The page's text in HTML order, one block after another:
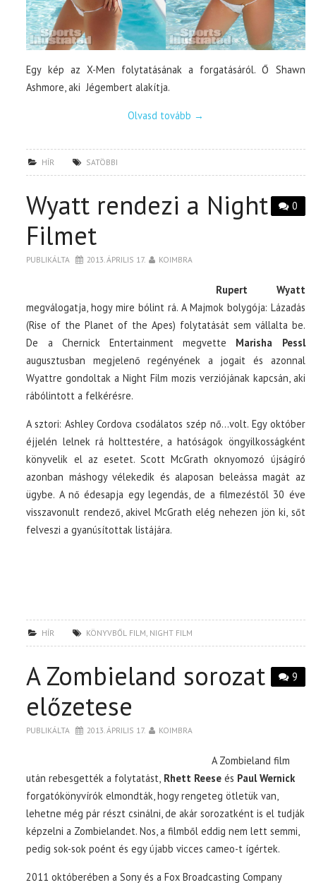
Egy kép az X-Men folytatásának a forgatásáról. Ő Shawn
Ashmore, aki Jégembert alakítja.
Olvasd tovább →
HÍR SATÖBBI
0
Wyatt rendezi a Night
Filmet
PUBLIKÁLTA 2013. ÁPRILIS 17. KOIMBRA
Rupert Wyatt
megválogatja, hogy mire bólint rá. A Majmok bolygója: Lázadás
(Rise of the Planet of the Apes) folytatását sem vállalta be.
De a Chernick Entertainment megvette Marisha Pessl
augusztusban megjelenő regényének a jogait és azonnal
Wyattre gondoltak a Night Film mozis verziójának kapcsán, aki
rábólintott a felkérésre.
A sztori: Ashley Cordova csodálatos szép nő…volt. Egy október
éjjelén lelnek rá holttestére, a hatóságok öngyilkosságként
könyvelik el az esetet. Scott McGrath oknyomozó újságíró
azonban máshogy vélekedik és alaposan beleássa magát az
ügybe. A nő édesapja egy legendás, de a filmezéstől 30 éve
visszavonult rendező, akivel McGrath elég nehezen jön ki, sőt
felveszi a gyanúsítottak listájára.
HÍR KÖNYVBŐL FILM, NIGHT FILM
9
A Zombieland sorozat
előzetese
PUBLIKÁLTA 2013. ÁPRILIS 17. KOIMBRA
A Zombieland film
után rebesgették a folytatást, Rhett Reese és Paul Wernick
forgatókönyvírók elmondták, hogy rengeteg ötletük van,
lehetne még pár részt csinálni, de akár sorozatként is el tudják
képzelni a Zombielandet. Nos, a filmből eddig nem lett semmi,
pedig sok-sok poént és egy újabb vicces cameo-t ígértek.
2011 októberében a Sony és a Fox Broadcasting Company